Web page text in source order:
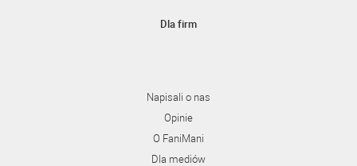
Dla firm
Napisali o nas
Opinie
O FaniMani
Dla mediów